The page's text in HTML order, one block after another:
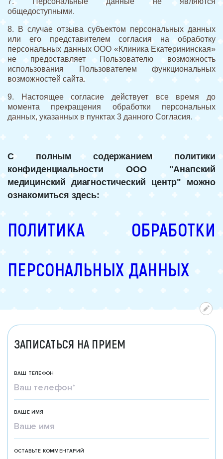
общедоступными.
8. В случае отзыва субъектом персональных данных
или его представителем согласия на обработку
персональных данных ООО «Клиника Екатерининская»
не предоставляет Пользователю возможность
использования Пользователем функциональных
возможностей сайта.
9. Настоящее согласие действует все время до
момента прекращения обработки персональных
данных, указанных в пунктах 3 данного Согласия.
С полным содержанием политики
конфиденциальности ООО "Анапский
медицинский диагностический центр" можно
ознакомиться здесь:
ПОЛИТИКА ОБРАБОТКИ
ПЕРСОНАЛЬНЫХ ДАННЫХ
ЗАПИСАТЬСЯ НА ПРИЕМ
ВАШ ТЕЛЕФОН
ВАШЕ ИМЯ
ОСТАВЬТЕ КОММЕНТАРИЙ